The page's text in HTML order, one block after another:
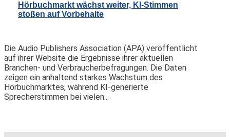
Hörbuchmarkt wächst weiter, KI-Stimmen
stoßen auf Vorbehalte
Die Audio Publishers Association (APA) veröffentlicht
auf ihrer Website die Ergebnisse ihrer aktuellen
Branchen- und Verbraucherbefragungen. Die Daten
zeigen ein anhaltend starkes Wachstum des
Hörbuchmarktes, während KI-generierte
Sprecherstimmen bei vielen...